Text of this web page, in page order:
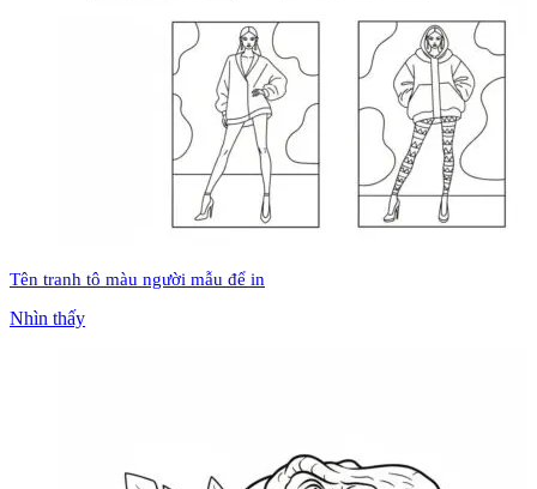
Tên tranh tô màu người mẫu để in
Nhìn thấy